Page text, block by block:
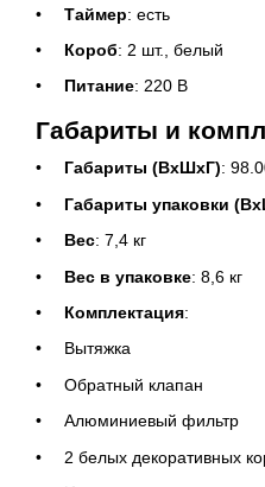
Таймер: есть
Короб: 2 шт., белый
Питание: 220 В
Габариты и
Габариты (ВxШxГ):
Габариты упаковки
Вес: 7,4 кг
Вес в упаковке: 8,6 кг
Комплектация:
Вытяжка
Обратный клапан
Алюминиевый фильтр
2 белых декоративных